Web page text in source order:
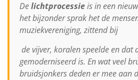
Delichtprocessieis in een
het bijzonder sprak het de
muziekvereniging, zittend bij
de vijver, koralen speelde en dat
gemoderniseerd is. En wat veel
bruidsjonkers deden er mee aan